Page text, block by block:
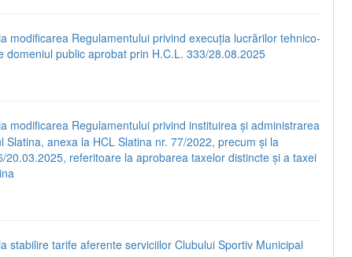
modificarea Regulamentului privind execuția lucrărilor tehnico-
domeniul public aprobat prin H.C.L. 333/28.08.2025
modificarea Regulamentului privind instituirea și administrarea
anexa la HCL Slatina nr. 77/2022, precum și la
20.03.2025, referitoare la aprobarea taxelor distincte și a taxei
stabilire tarife aferente serviciilor Clubului Sportiv Municipal